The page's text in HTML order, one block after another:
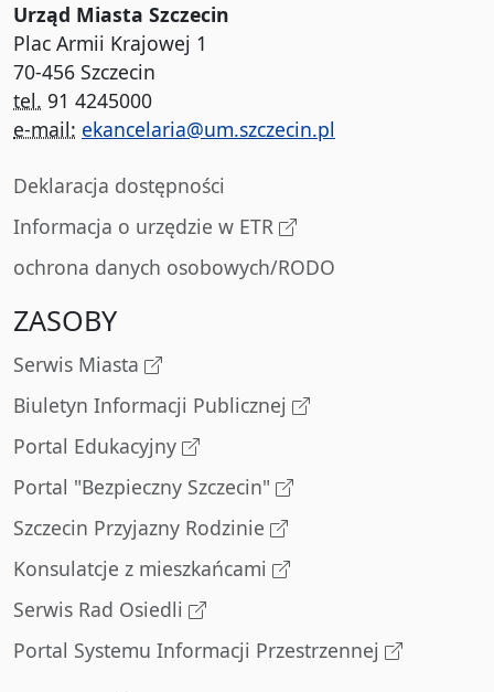
Urząd Miasta Szczecin
Plac Armii Krajowej 1
70-456 Szczecin
tel. 91 4245000
e-mail: ekancelaria@um.szczecin.pl
Deklaracja dostępności
Informacja o urzędzie w ETR
ochrona danych osobowych/RODO
ZASOBY
Serwis Miasta
Biuletyn Informacji Publicznej
Portal Edukacyjny
Portal "Bezpieczny Szczecin"
Szczecin Przyjazny Rodzinie
Konsulatcje z mieszkańcami
Serwis Rad Osiedli
Portal Systemu Informacji Przestrzennej